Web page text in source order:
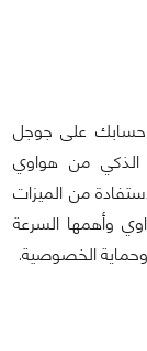
حسابك على جوجل
من هواوي
من الميزات
وأهمها السرعة
الخصوصية.